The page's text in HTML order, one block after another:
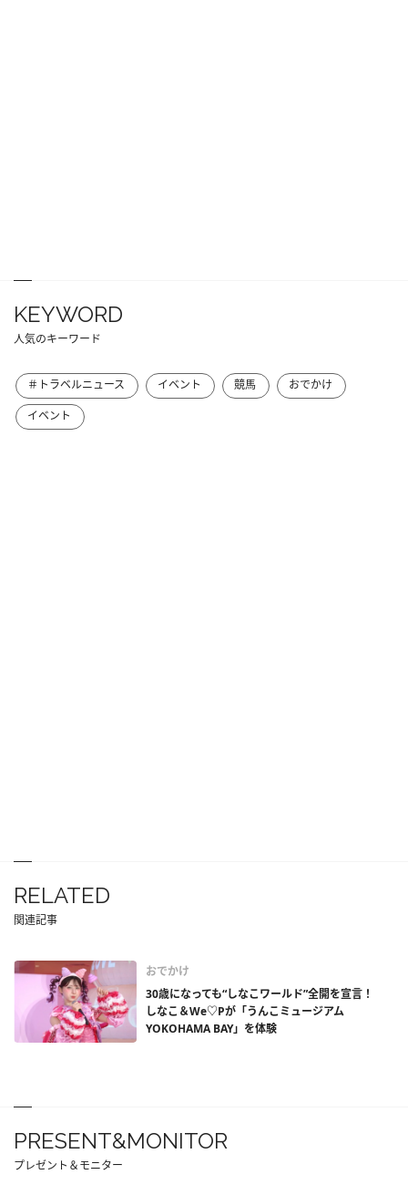
KEYWORD
人気のキーワード
＃トラベルニュース イベント 競馬
おでかけ
イベント
RELATED
関連記事
おでかけ
30歳になっても“しなこワールド”全開を宣言！
しなこ＆We♡Pが「うんこミュージアム
YOKOHAMA BAY」を体験
PRESENT&MONITOR
プレゼント＆モニター